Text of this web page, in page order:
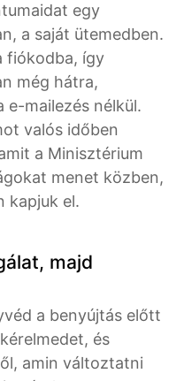
egy
a saját ütemedben.
fiókodba, így
még hátra,
e-mailezés nélkül.
valós időben
a Minisztérium
menet közben,
kapjuk el.
majd
a benyújtás előtt
és
amin változtatni